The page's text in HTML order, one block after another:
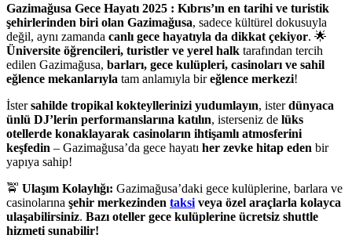
Gazimağusa Gece Hayatı 2025 : Kıbrıs’ın en tarihi ve turistik
şehirlerinden biri olan Gazimağusa, sadece kültürel dokusuyla
değil, aynı zamanda canlı gece hayatıyla da dikkat çekiyor. 🌟
Üniversite öğrencileri, turistler ve yerel halk tarafından tercih
edilen Gazimağusa, barları, gece kulüpleri, casinoları ve sahil
eğlence mekanlarıyla tam anlamıyla bireğlence merkezi!
İstersahilde tropikal kokteyllerinizi yudumlayın, isterdünyaca
ünlü DJ’lerin performanslarına katılın, isterseniz de lüks
otellerde konaklayarak casinoların ihtişamlı atmosferini
keşfedin – Gazimağusa’da gece hayatı her zevke hitap eden bir
yapıya sahip!
🚖 Ulaşım Kolaylığı: Gazimağusa’daki gece kulüplerine, barlara ve
casinolarına şehir merkezinden taksi veya özel araçlarla kolayca
ulaşabilirsiniz. Bazı oteller gece kulüplerine ücretsiz shuttle
hizmeti sunabilir!